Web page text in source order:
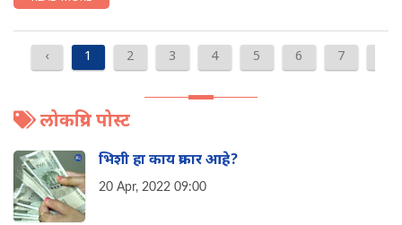
‹ 1 2 3 4 5 6 7
लोकप्रिय पोस्ट
भिशी हा काय प्रकार आहे?
20 Apr, 2022 09:00